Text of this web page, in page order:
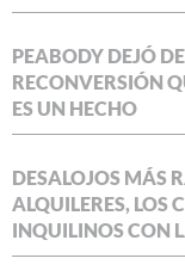
PEABODY DEJÓ
RECONVERSIÓN
ES UN HECHO
DESALOJOS MÁS
ALQUILERES, LOS
INQUILINOS CON